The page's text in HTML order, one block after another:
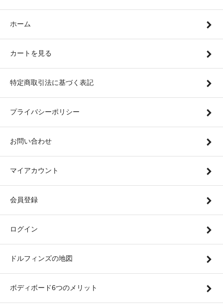
ホーム
カートを見る
特定商取引法に基づく表記
プライバシーポリシー
お問い合わせ
マイアカウント
会員登録
ログイン
ドルフィンズの地図
ボディボード6つのメリット